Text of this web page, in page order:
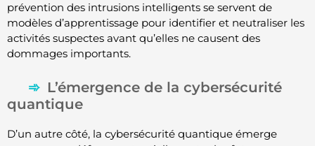
prévention des intrusions intelligents se servent de
modèles d’apprentissage pour identifier et neutraliser les
activités suspectes avant qu’elles ne causent des
dommages importants.
L’émergence de la cybersécurité
quantique
D’un autre côté, la cybersécurité quantique émerge